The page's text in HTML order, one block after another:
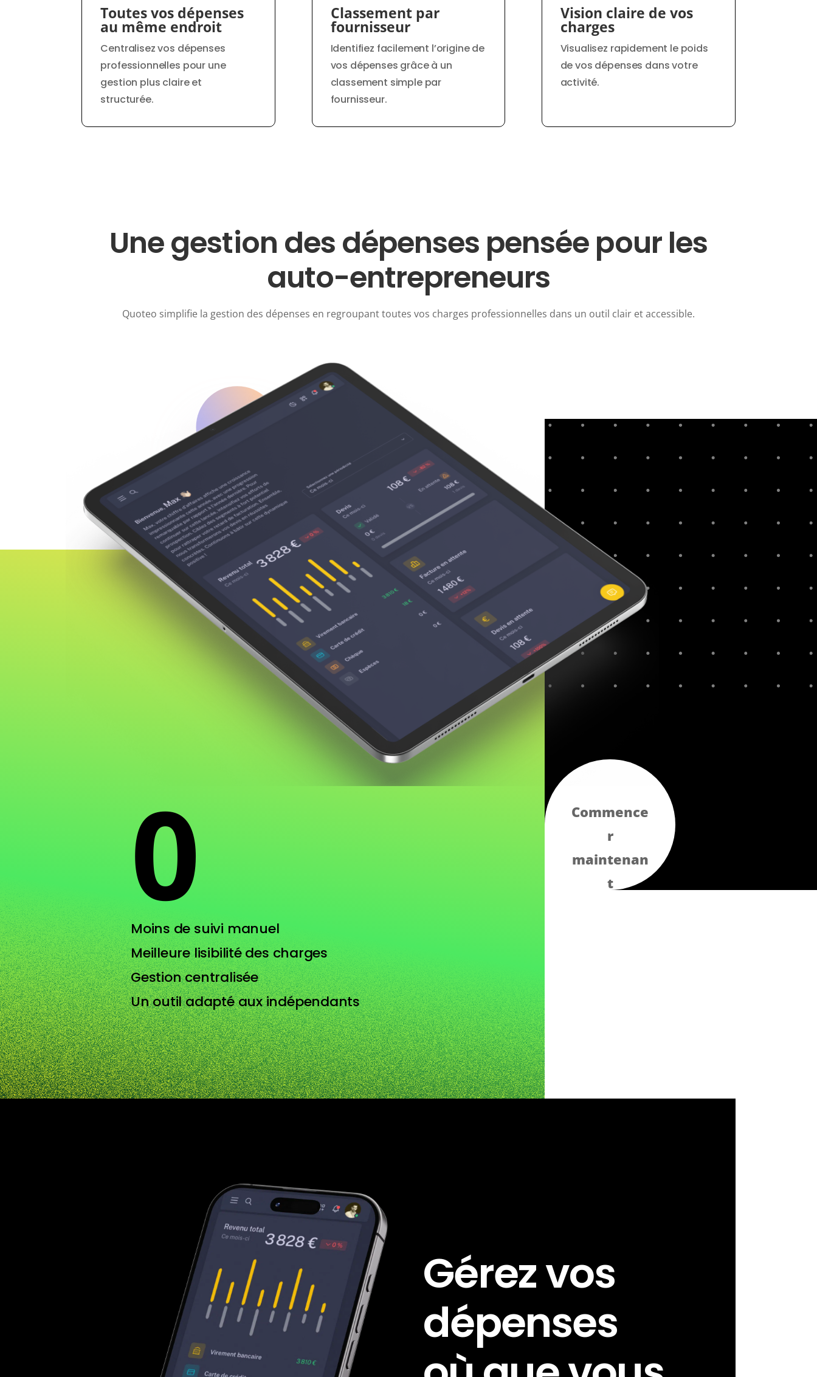
Toutes vos dépenses
au même endroit
Centralisez vos dépenses
professionnelles pour une
gestion plus claire et
structurée.
Classement par
fournisseur
Identifiez facilement l’origine de
vos dépenses grâce à un
classement simple par
fournisseur.
Vision claire de vos
charges
Visualisez rapidement le poids
de vos dépenses dans votre
activité.
Une gestion des dépenses pensée pour les
auto-entrepreneurs
Quoteo simplifie la gestion des dépenses en regroupant toutes vos charges professionnelles dans un outil clair et accessible.
0
Moins de suivi manuel
Meilleure lisibilité des charges
Gestion centralisée
Un outil adapté aux indépendants
Commence
r
maintenan
t
Gérez vos
dépenses